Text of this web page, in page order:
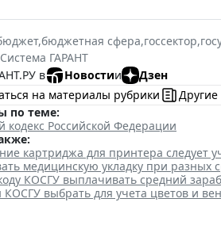
,бюджетная сфера,госсектор,
Система ГАРАНТ
в
Новостии
Дзен
на материалы рубрики
по теме:
Российской Федерации
картриджа для принтера следует
медицинскую укладку при разных
КОСГУ выплачивать средний
КОСГУ выбрать для учета цветов и